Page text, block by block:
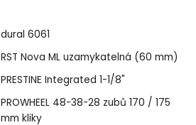
dural 6061
RST Nova ML uzamykatelná (60 mm)
PRESTINE Integrated 1-1/8"
PROWHEEL 48-38-28 zubů 170 / 175
mm kliky